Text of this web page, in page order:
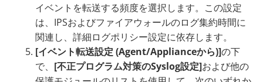
イベントを転送する頻度を選択します。この設定
は、IPSおよびファイアウォールのログ集約時間に
関連し、詳細ログポリシー設定に依存します。
[イベント転送設定 (Agent/Applianceから)]の下
で、 [不正プログラム対策のSyslog設定]および他の